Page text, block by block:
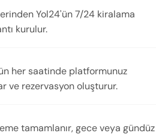
Yol24'ün 7/24 kiralama
kurulur.
her saatinde platformunuz
ve rezervasyon oluşturur.
tamamlanır, gece veya gündüz